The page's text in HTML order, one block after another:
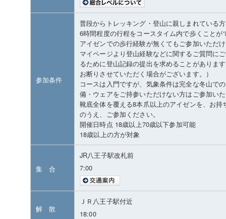
参加条件
普段からトレッキング・登山に親しまれている
6時間程度の行程をコースタイム内で歩くことが
アイゼンでの歩行経験が無くてもご参加いただ
マイページより登山経験などに関するご質問に
るために登山記録の提出を求めることがありま
お断りさせていただく場合がございます。）
コースは入門ですが、気象条件は完全な冬山で
備・ウェアをご持参いただけない方はご参加い
靴底全体を覆える8本爪以上のアイゼンを、お
のうえ、ご参加ください。
開催日時点 18歳以上70歳以下参加可能
18歳以上の方が対象
集 合
JR八王子駅改札前
7:00
解 散
ＪＲ八王子駅付近
18:00